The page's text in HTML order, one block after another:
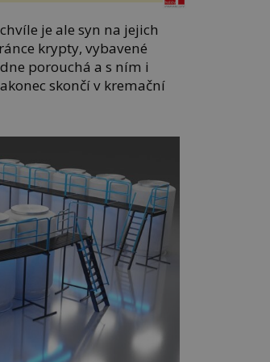
je ale syn na jejich
krypty, vybavené
porouchá a s ním i
skončí v kremační